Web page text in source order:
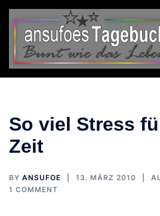
Zum
Inhalt
springen
So viel Stress
Zeit
BY ANSUFOE 13. MÄRZ 2010
1 COMMENT